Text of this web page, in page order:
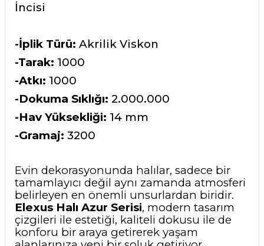
İncisi
-İplik Türü: Akrilik Viskon
-Tarak: 1000
-Atkı: 1000
-Dokuma Sıklığı: 2.000.000
-Hav Yüksekliği: 14 mm
-Gramaj: 3200
Evin dekorasyonunda halılar, sadece bir
tamamlayıcı değil aynı zamanda atmosferi
belirleyen en önemli unsurlardan biridir.
Elexus Halı Azur Serisi, modern tasarım
çizgileri ile estetiği, kaliteli dokusu ile de
konforu bir araya getirerek yaşam